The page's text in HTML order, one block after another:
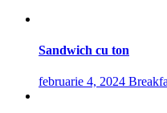
Sandwich cu ton
februarie 4, 2024